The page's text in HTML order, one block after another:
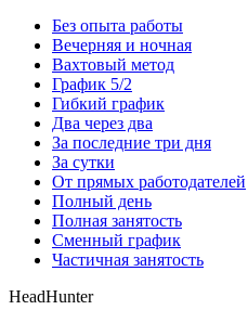
Без опыта работы
Вечерняя и ночная
Вахтовый метод
График 5/2
Гибкий график
Два через два
За последние три дня
За сутки
От прямых работодателей
Полный день
Полная занятость
Сменный график
Частичная занятость
HeadHunter